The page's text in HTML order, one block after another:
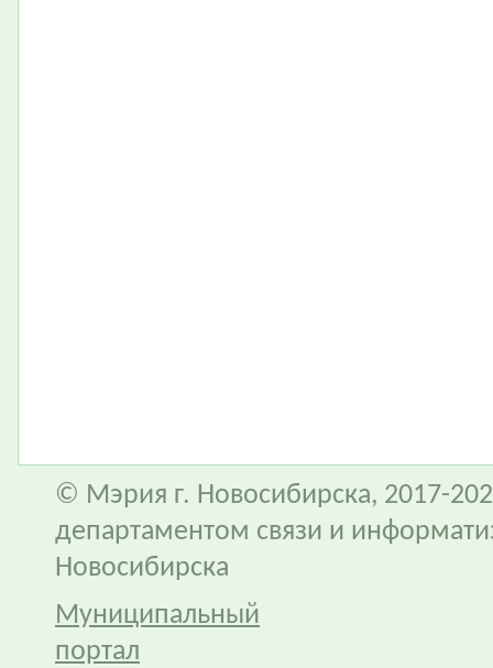
© Мэрия г. Новосибирска, 2017-
департаментом связи и
Новосибирска
Муниципальный
портал